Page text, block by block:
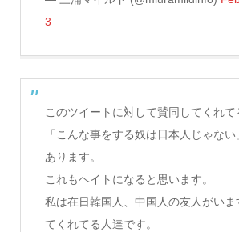
3
このツイートに対して賛同してくれ
「こんな事をする奴は日本人じゃな
あります。
これもヘイトになると思います。
私は在日韓国人、中国人の友人がいま
てくれてる人達です。